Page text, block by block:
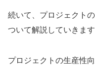
続いて、プロジェクト
ついて解説していきます
プロジェクトの生産性